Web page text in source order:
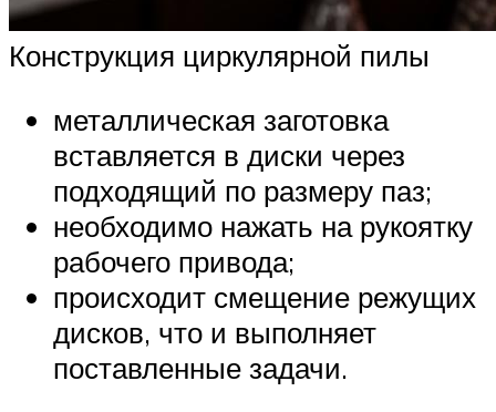
Конструкция циркулярной пилы
металлическая заготовка
вставляется в диски через
подходящий по размеру паз;
необходимо нажать на рукоятку
рабочего привода;
происходит смещение режущих
дисков, что и выполняет
поставленные задачи.